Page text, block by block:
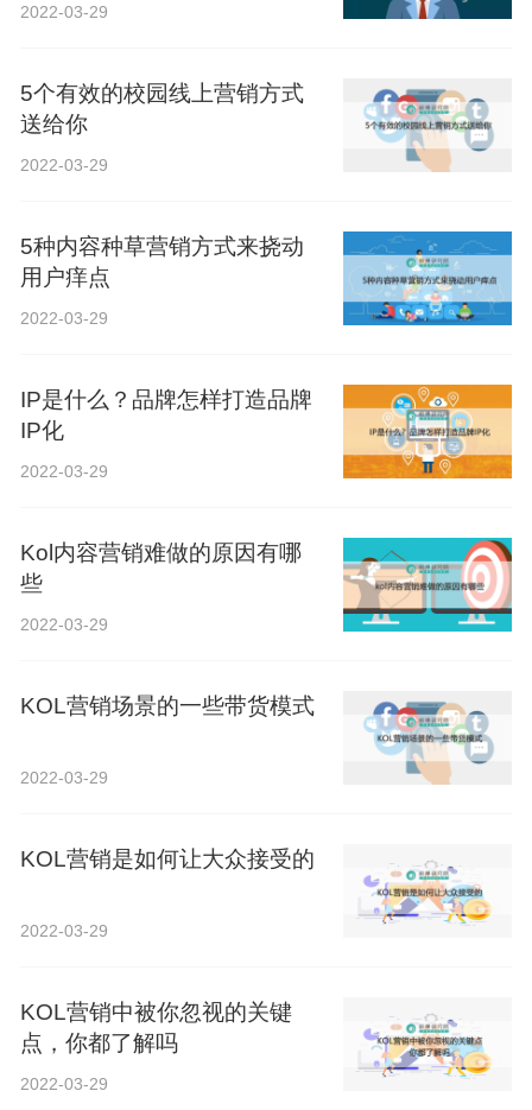
2022-03-29
5个有效的校园线上营销方式
送给你
2022-03-29
5种内容种草营销方式来挠动
用户痒点
2022-03-29
IP是什么？品牌怎样打造品牌
IP化
2022-03-29
Kol内容营销难做的原因有哪
些
2022-03-29
KOL营销场景的一些带货模式
2022-03-29
KOL营销是如何让大众接受的
2022-03-29
KOL营销中被你忽视的关键
点，你都了解吗
2022-03-29